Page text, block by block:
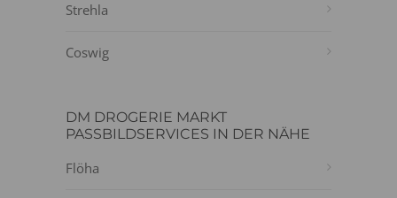
Strehla
Coswig
DM DROGERIE MARKT
PASSBILDSERVICES IN DER NÄHE
Flöha